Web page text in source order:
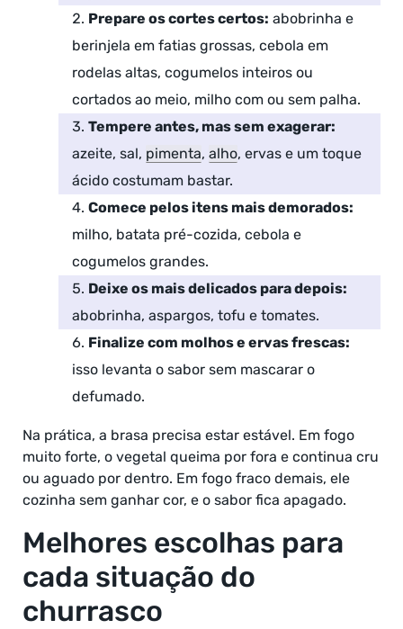
Prepare os cortes certos: abobrinha e
berinjela em fatias grossas, cebola em
rodelas altas, cogumelos inteiros ou
cortados ao meio, milho com ou sem palha.
Tempere antes, mas sem exagerar:
azeite, sal, pimenta, alho, ervas e um toque
ácido costumam bastar.
Comece pelos itens mais demorados:
milho, batata pré-cozida, cebola e
cogumelos grandes.
Deixe os mais delicados para depois:
abobrinha, aspargos, tofu e tomates.
Finalize com molhos e ervas frescas:
isso levanta o sabor sem mascarar o
defumado.
Na prática, a brasa precisa estar estável. Em fogo
muito forte, o vegetal queima por fora e continua cru
ou aguado por dentro. Em fogo fraco demais, ele
cozinha sem ganhar cor, e o sabor fica apagado.
Melhores escolhas para
cada situação do
churrasco